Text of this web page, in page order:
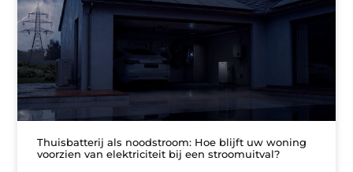
Thuisbatterij als noodstroom: Hoe blijft uw woning
voorzien van elektriciteit bij een stroomuitval?